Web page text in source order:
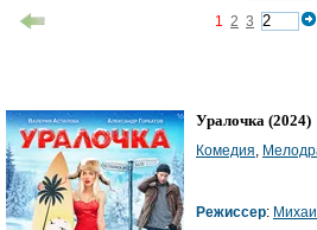
1 2 3
Уралочка (2024)
Комедия
Режиссер: